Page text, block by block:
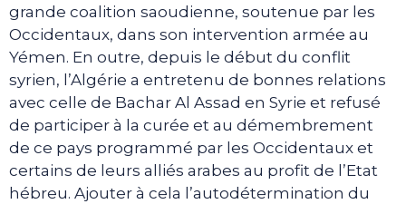
grande coalition saoudienne, soutenue par les
Occidentaux, dans son intervention armée au
Yémen. En outre, depuis le début du conflit
syrien, l’Algérie a entretenu de bonnes relations
avec celle de Bachar Al Assad en Syrie et refusé
de participer à la curée et au démembrement
de ce pays programmé par les Occidentaux et
certains de leurs alliés arabes au profit de l’Etat
hébreu. Ajouter à cela l’autodétermination du